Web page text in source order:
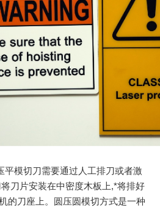
平模切刀需要通过人工排刀或者激
刀片安装在中密度木板上,*将排好
的刀座上。圆压圆模切方式是一种